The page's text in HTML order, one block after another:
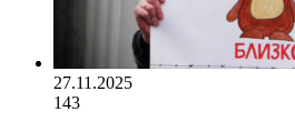
27.11.2025
143